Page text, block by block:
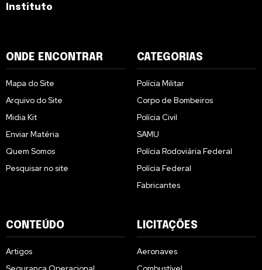
Instituto
ONDE ENCONTRAR
Mapa do Site
Arquivo do Site
Midia Kit
Enviar Matéria
Quem Somos
Pesquisar no site
CATEGORIAS
Polícia Militar
Corpo de Bombeiros
Polícia Civil
SAMU
Polícia Rodoviária Federal
Polícia Federal
Fabricantes
CONTEÚDO
Artigos
LICITAÇÕES
Aeronaves